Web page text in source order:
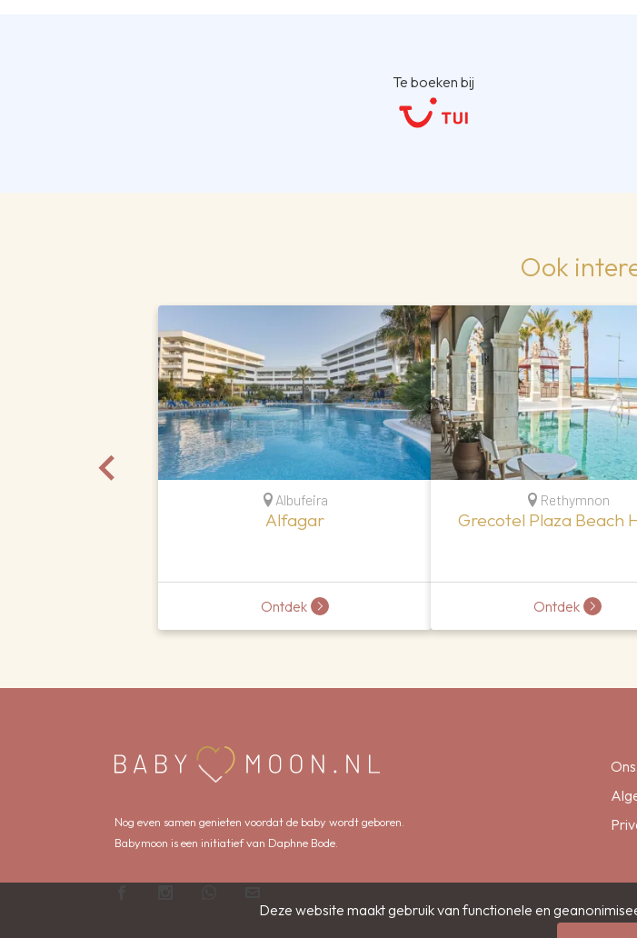
Te boeken bij
Ook
Albufeira
Alfagar
Ontdek
Rethymnon
Grecotel Plaza Beach
Ontdek
Nog even samen genieten voordat de baby wordt geboren.
Babymoon is een initiatief van Daphne Bode.
Deze website maakt gebruik van functionele en